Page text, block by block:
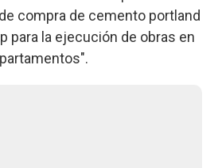
compra de cemento portland
para la ejecución de obras en